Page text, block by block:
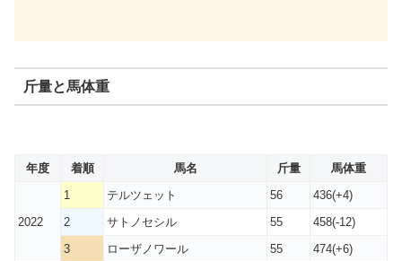
斤量と馬体重
年度 着順 馬名 斤量 馬体重
2022
1 テルツェット 56
436(+4)
2
サトノセシル 55
458(-12)
3
ローザノワール 55 474(+6)